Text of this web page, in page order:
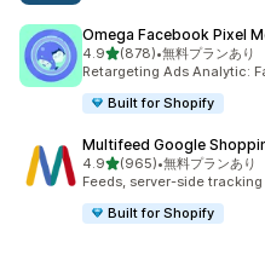
Omega Facebook Pixel
4.95つ星中
(878)
合計レビュー数：878件
•無料プランあり
Retargeting Ads Analytic:
Built for Shopify
Multifeed Google
4.95つ星中
(965)
合計レビュー数：965件
•無料プランあり
Feeds, server-side
Built for Shopify